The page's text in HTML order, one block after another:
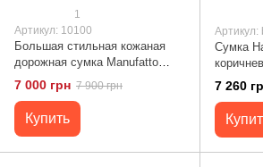
1
Артикул: 10100
Большая стильная кожаная
дорожная сумка Manufatto
10100
7 000 грн 7 900 грн
Купить
Артикул:
Сумка
14-o
7 260